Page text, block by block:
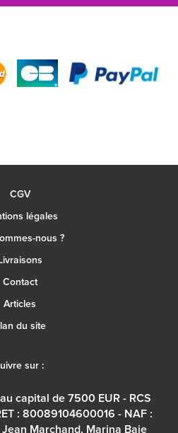
CGV
légales
nous ?
Livraisons
Contact
Articles
du site
sur :
capital de 7500 EUR - RCS
: 80089104600016 - NAF :
Marchand, Marina Baie